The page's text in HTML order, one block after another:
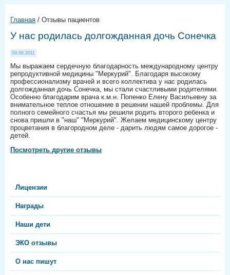
Лицензии
Награды
Наши дети
ЭКО отзывы
О нас пишут
Главная / Отзывы пациентов
У нас родилась долгожданная дочь Сонечка
09.06.2011
Мы выражаем сердечную благодарность международному центру
репродуктивной медицины "Меркурий". Благодаря высокому
профессионализму врачей и всего коллектива у нас родилась
долгожданная дочь Сонечка, мы стали счастливыми родителями.
Особенно благодарим врача к.м.н. Попенко Елену Васильевну за
внимательное теплое отношение в решении нашей проблемы. Для
полного семейного счастья мы решили родить второго ребенка и
снова пришли в "наш" "Меркурий". Желаем медицинскому центру
процветания в благородном деле - дарить людям самое дорогое -
детей.
Посмотреть другие отзывы